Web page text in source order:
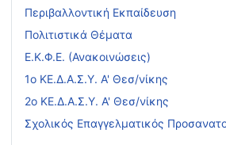
Περιβαλλοντική Εκπαίδευση
Πολιτιστικά Θέματα
Ε.Κ.Φ.Ε. (Ανακοινώσεις)
1ο ΚΕ.Δ.Α.Σ.Υ. Α' Θεσ/νίκης
2ο ΚΕ.Δ.Α.Σ.Υ. Α' Θεσ/νίκης
Σχολικός Επαγγελματικός